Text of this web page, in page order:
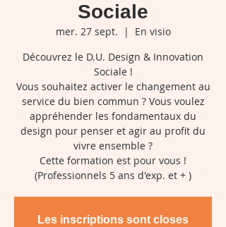
Sociale
mer. 27 sept.
  |
En visio
Découvrez le D.U. Design & Innovation
Sociale !
Vous souhaitez activer le changement au
service du bien commun ? Vous voulez
appréhender les fondamentaux du
design pour penser et agir au profit du
vivre ensemble ?
Cette formation est pour vous !
(Professionnels 5 ans d'exp. et + )
Les inscriptions sont closes